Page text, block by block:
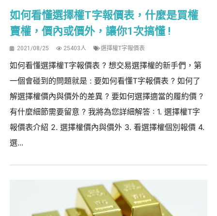
如何看懂選擇權T字報價表，什麼是買權
賣權，價內或價外，讓你1次搞懂 !
2021/08/25 25403人 選擇權T字報價表
如何看懂選擇權T字報價表 ? 想交易選擇權的新手們，第
一個會碰到的問題就是 : 要如何看懂T字報價表 ? 如何了
解選擇權價內與價外的差異 ? 要如何選擇適當的履約價 ?
有什麼細節需要留意 ? 我將為您詳細解答 : 1. 選擇權T字
報價表介紹 2. 選擇權價內與價外 3. 看選擇權個別報價 4.
選...